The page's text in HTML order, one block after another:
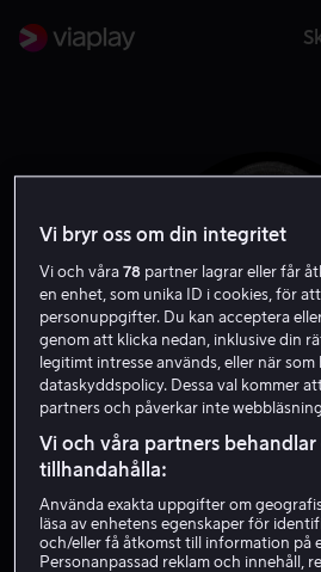
Joseph
Vi bryr oss om din integritet
Vi och våra78 partner lagrar eller får
en enhet, som unika ID i cookies, för
personuppgifter. Du kan acceptera
genom att klicka nedan, inklusive din
legitimt intresse används, eller när
dataskyddspolicy. Dessa val kommer
partners och påverkar inte
Vi och våra partners
tillhandahålla:
Använda exakta uppgifter om
läsa av enhetens egenskaper för
och/eller få åtkomst till information på
Personanpassad reklam och innehåll,